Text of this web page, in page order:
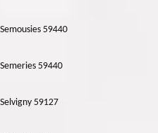
59440
59440
59127